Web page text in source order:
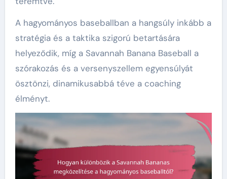
A hagyományos baseballban a hangsúly inkább a
stratégia és a taktika szigorú betartására
helyeződik, míg a Savannah Banana Baseball a
szórakozás és a versenyszellem egyensúlyát
ösztönzi, dinamikusabbá téve a coaching
élményt.